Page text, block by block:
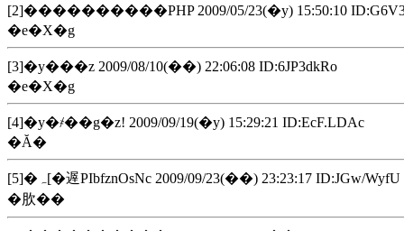
[2]����������PHP 2009/05/23(�y) 15:50:10
�e�X�g
[3]�y���z 2009/08/10(��) 22:06:08 ID:6JP3dkRo
�e�X�g
[4]�y�҂��g�z! 2009/09/19(�y) 15:29:21 ID:EcF.LDAc
�Ă�
[5]�ہ[�遟PIbfznOsNc 2009/09/23(��) 23:23:17 ID:JGw/WyfU
�肷��